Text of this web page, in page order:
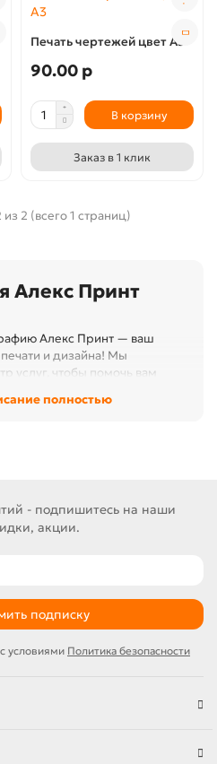
Печать чертежей цвет А3
90.00 р
В корзину
Заказ в 1 клик
2 (всего 1 страниц)
Алекс Принт
Алекс Принт — ваш
и дизайна! Мы
услуг, чтобы помочь вам
предложить
полностью
- подпишитесь на наши
акции.
подписку
условиями Политика безопасности